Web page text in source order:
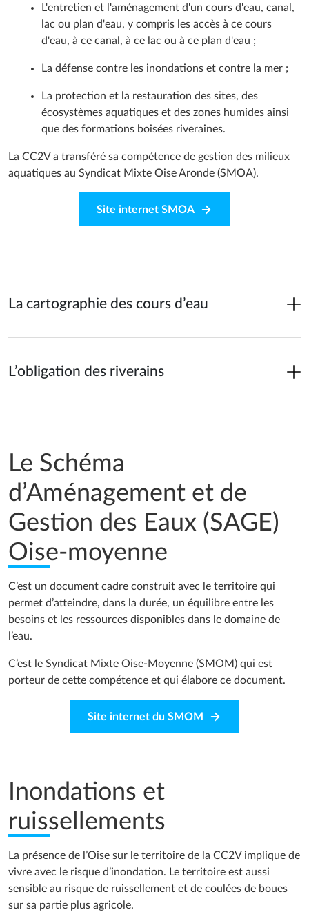
L'entretien et l'aménagement d'un cours d'eau, canal,
lac ou plan d'eau, y compris les accès à ce cours
d'eau, à ce canal, à ce lac ou à ce plan d'eau ;
La défense contre les inondations et contre la mer ;
La protection et la restauration des sites, des
écosystèmes aquatiques et des zones humides ainsi
que des formations boisées riveraines.
La CC2V a transféré sa compétence de gestion des milieux
aquatiques au Syndicat Mixte Oise Aronde (SMOA).
Site internet SMOA
La cartographie des cours d’eau
L’obligation des riverains
Le Schéma
d’Aménagement et de
Gestion des Eaux (SAGE)
Oise-moyenne
C’est un document cadre construit avec le territoire qui
permet d’atteindre, dans la durée, un équilibre entre les
besoins et les ressources disponibles dans le domaine de
l’eau.
C’est le Syndicat Mixte Oise-Moyenne (SMOM) qui est
porteur de cette compétence et qui élabore ce document.
Site internet du SMOM
Inondations et
ruissellements
La présence de l’Oise sur le territoire de la CC2V implique de
vivre avec le risque d’inondation. Le territoire est aussi
sensible au risque de ruissellement et de coulées de boues
sur sa partie plus agricole.